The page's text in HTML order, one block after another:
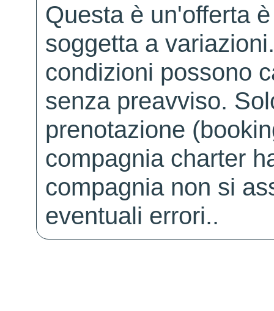
Questa è un'offerta
soggetta a
condizioni possono
senza preavviso.
prenotazione
compagnia charter
compagnia non si
eventuali errori..